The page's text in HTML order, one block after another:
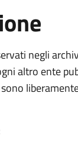
negli
altro ente